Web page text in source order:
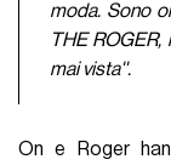
moda. Sono
THE
mai vista''.
On e Roger